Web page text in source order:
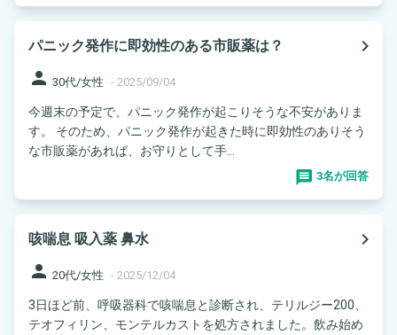
パニック発作に即効性のある市販薬は？
navigate_next
person 30代/女性 - 2025/09/04
今週末の予定で、パニック発作が起こりそうな不安がありま
す。 そのため、パニック発作が起きた時に即効性のありそう
な市販薬があれば、お守りとして手...
3名が回答
咳喘息 吸入薬 鼻水
navigate_next
person 20代/女性 - 2025/12/04
3日ほど前、呼吸器科で咳喘息と診断され、テリルジー200、
テオフィリン、モンテルカストを処方されました。飲み始め